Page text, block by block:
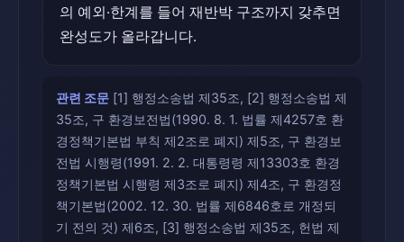
의 예외·한계를 들어 재반박 구조까지 갖추면
완성도가 올라갑니다.
관련 조문 [1] 행정소송법 제35조, [2] 행정소송법 제
35조, 구 환경보전법(1990. 8. 1. 법률 제4257호 환
경정책기본법 부칙 제2조로 폐지) 제5조, 구 환경보
전법 시행령(1991. 2. 2. 대통령령 제13303호 환경
정책기본법 시행령 제3조로 폐지) 제4조, 구 환경정
책기본법(2002. 12. 30. 법률 제6846호로 개정되
기 전의 것) 제6조, [3] 행정소송법 제35조, 헌법 제